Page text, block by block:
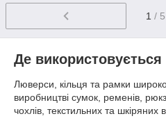
1 / 5
Де використовується
Люверси, кільця та рамки
виробництві сумок, ременів,
чохлів, текстильних та шкіряних